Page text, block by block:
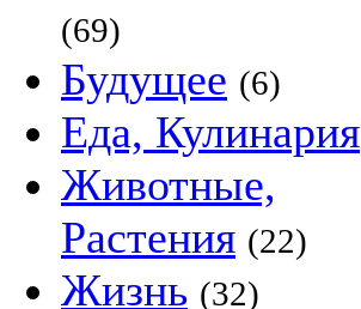
(69)
Будущее (6)
Еда, Кулинария
Животные,
Растения (22)
Жизнь (32)